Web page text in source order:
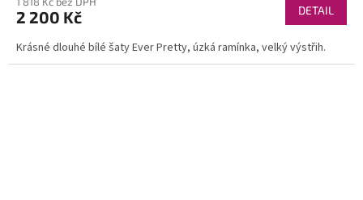
2 200 Kč DETAIL
Krásné dlouhé bílé šaty Ever Pretty, úzká ramínka, velký výstřih.